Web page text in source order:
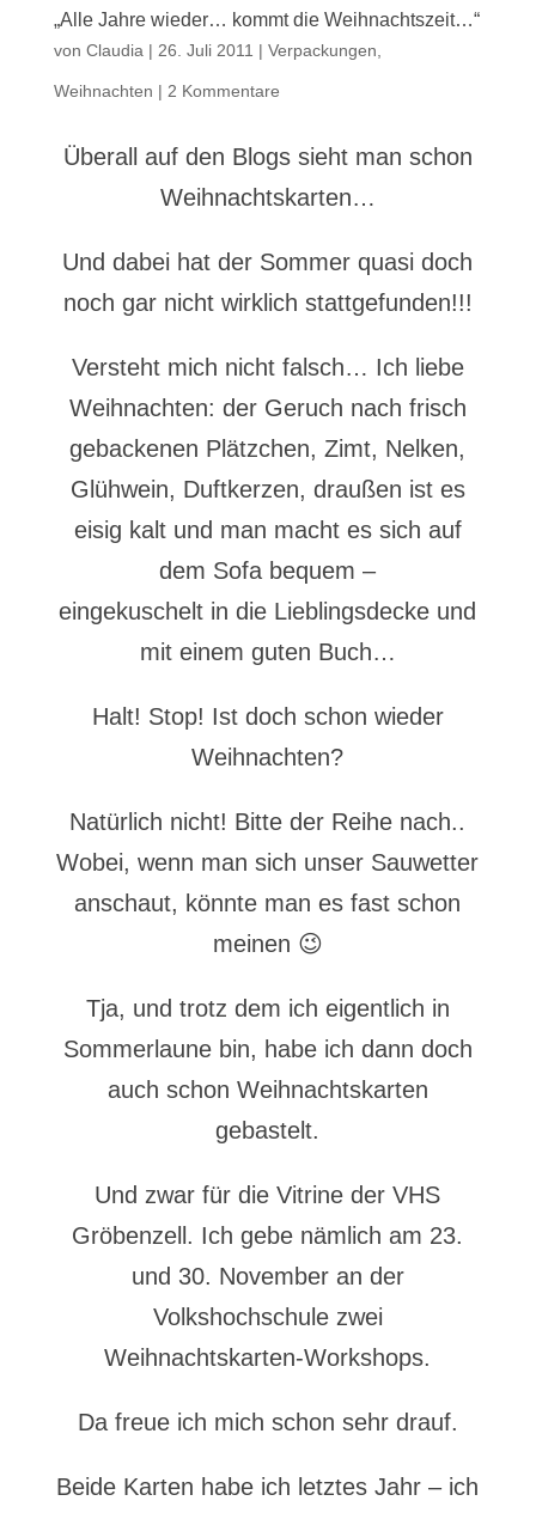
„Alle Jahre wieder… kommt die Weihnachtszeit…“
von Claudia | 26. Juli 2011 | Verpackungen
Weihnachten | 2 Kommentare
Überall auf den Blogs sieht man schon
Weihnachtskarten…
Und dabei hat der Sommer quasi doch
noch gar nicht wirklich stattgefunden!!!
Versteht mich nicht falsch… Ich liebe
Weihnachten: der Geruch nach frisch
gebackenen Plätzchen, Zimt, Nelken,
Glühwein, Duftkerzen, draußen ist es
eisig kalt und man macht es sich auf
dem Sofa bequem –
eingekuschelt in die Lieblingsdecke und
mit einem guten Buch…
Halt! Stop! Ist doch schon wieder
Weihnachten?
Natürlich nicht! Bitte der Reihe nach..
Wobei, wenn man sich unser Sauwetter
anschaut, könnte man es fast schon
meinen 😉
Tja, und trotz dem ich eigentlich in
Sommerlaune bin, habe ich dann doch
auch schon Weihnachtskarten
gebastelt.
Und zwar für die Vitrine der VHS
Gröbenzell. Ich gebe nämlich am 23.
und 30. November an der
Volkshochschule zwei
Weihnachtskarten-Workshops.
Da freue ich mich schon sehr drauf.
Beide Karten habe ich letztes Jahr – ich